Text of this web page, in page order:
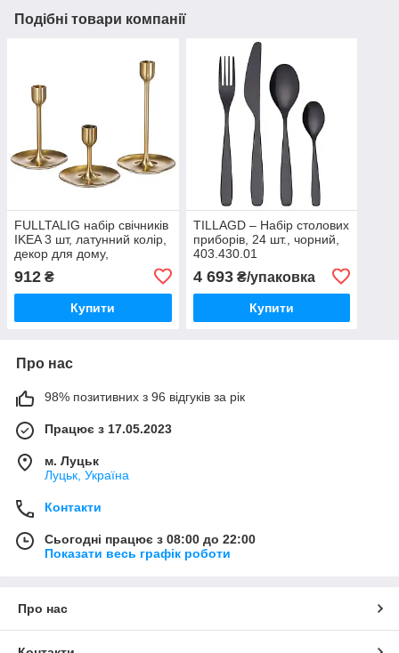
Подібні товари компанії
FULLTALIG набір свічників
IKEA 3 шт, латунний колір,
декор для дому,
912 ₴
Купити
TILLAGD – Набір столових
приборів, 24 шт., чорний,
403.430.01
4 693₴/упаковка
Купити
Про нас
98% позитивних з 96 відгуків за рік
Працює з 17.05.2023
м. Луцьк
Луцьк, Україна
Контакти
Сьогодні працює з 08:00 до 22:00
Показати весь графік роботи
Про нас